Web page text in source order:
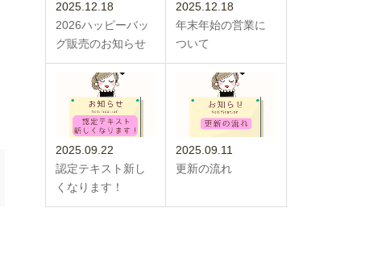
2025.12.18
2026ハッピーバッ
グ販売のお知らせ
2025.12.18
年末年始の営業に
ついて
2025.09.22
認定テキスト新し
くなります！
2025.09.11
更新の流れ